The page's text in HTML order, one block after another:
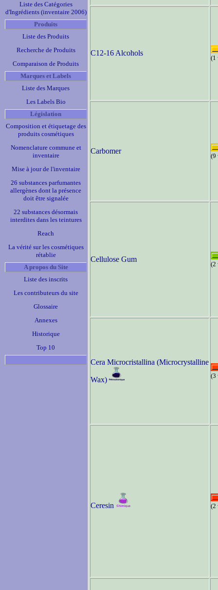
Liste des Catégories
d'Ingrédients (inventaire 2006)
Produits
Liste des Produits
Recherche de Produits
Comparaison de Produits
Marques et Labels
Liste des Marques
Les Labels Bio
Législation
Composition et étiquetage des
produits cosmétiques
Nomenclature commune et
inventaire
Mise à jour de l'inventaire
26 substances parfumantes
allergènes dont la présence
doit être signalée
22 substances désormais
interdites dans les teintures
Reach
La vérité sur les cosmétiques
rétablie
A propos du Site
Liste des inscrits
Les contributeurs du site
Glossaire
Annexes
Historique
Top 10
C12-16 Alcohols
(1
Carbomer
(9
Cellulose Gum
(2
Cera Microcristallina (Microcrystalline
Wax) (3
Ceresin (2